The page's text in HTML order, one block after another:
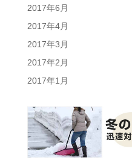
2017年6月
2017年4月
2017年3月
2017年2月
2017年1月